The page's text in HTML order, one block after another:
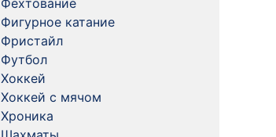
Фехтование
Фигурное катание
Фристайл
Футбол
Хоккей
Хоккей с мячом
Хроника